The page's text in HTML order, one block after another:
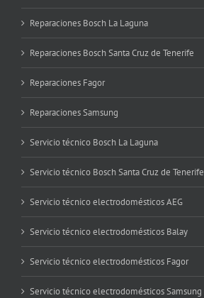
Reparaciones Bosch La Laguna
Reparaciones Bosch Santa Cruz de Tenerife
Reparaciones Fagor
Reparaciones Samsung
Servicio técnico Bosch La Laguna
Servicio técnico Bosch Santa Cruz de Tenerife
Servicio técnico electrodomésticos AEG
Servicio técnico electrodomésticos Balay
Servicio técnico electrodomésticos Fagor
Servicio técnico electrodomésticos Samsung